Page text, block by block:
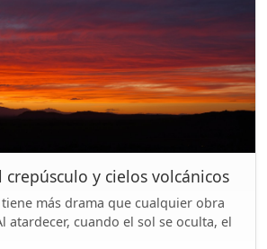
crepúsculo y cielos volcánicos
más drama que cualquier obra
atardecer, cuando el sol se oculta, el